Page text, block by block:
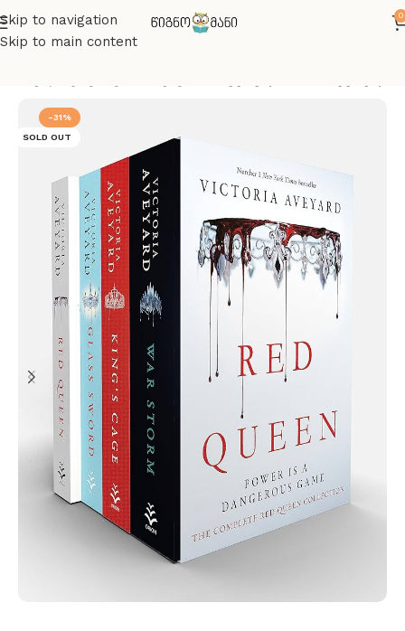
Skip to navigation
Skip to main content
0
-31%
SOLD OUT